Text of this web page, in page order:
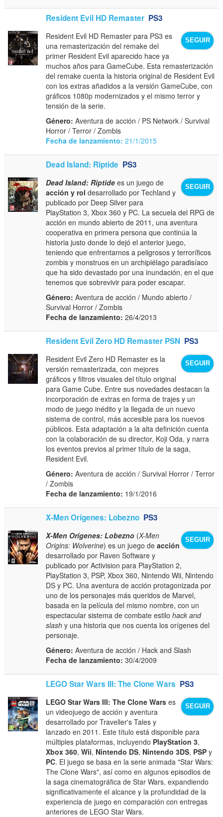
Resident Evil HD Remaster PS3
SEGUIR
Resident Evil HD Remaster para PS3 es
una remasterización del remake del
primer Resident Evil aparecido hace ya
muchos años para GameCube. Esta remasterización
del remake cuenta la historia original de Resident Evil
con los extras añadidos a la versión GameCube, con
gráficos 1080p modernizados y el mismo terror y
tensión de la serie.
Género: Aventura de acción / PS Network / Survival
Horror / Terror / Zombis
Fecha de lanzamiento: 21/1/2015
Dead Island: Riptide PS3
SEGUIR
Dead Island: Riptide es un juego de
acción y rol desarrollado por Techland y
publicado por Deep Silver para
PlayStation 3, Xbox 360 y PC. La secuela del RPG de
acción en mundo abierto de 2011, una aventura
cooperativa en primera persona que continúa la
historia justo donde lo dejó el anterior juego,
teniendo que enfrentarnos a peligrosos y terroríficos
zombis y monstruos en un archipiélago paradisíaco
que ha sido devastado por una inundación, en el que
tenemos que sobrevivir para poder escapar.
Género: Aventura de acción / Mundo abierto /
Survival Horror / Zombis
Fecha de lanzamiento: 26/4/2013
Resident Evil Zero HD Remaster PSN PS3
SEGUIR
Resident Evil Zero HD Remaster es la
versión remasterizada, con mejores
gráficos y filtros visuales del título original
para Game Cube. Entre sus novedades destacan la
incorporación de extras en forma de trajes y un
modo de juego inédito y la llegada de un nuevo
sistema de control, más accesible para los nuevos
públicos. Esta adaptación a la alta definición cuenta
con la colaboración de su director, Koji Oda, y narra
los eventos previos al primer título de la saga,
Resident Evil.
Género: Aventura de acción / Survival Horror / Terror
/ Zombis
Fecha de lanzamiento: 19/1/2016
X-Men Orígenes: Lobezno PS3
SEGUIR
X-Men Orígenes: Lobezno (X-Men
Origins: Wolverine) es un juego deacción
desarrollado por Raven Software y
publicado por Activision para PlayStation 2,
PlayStation 3, PSP, Xbox 360, Nintendo Wii, Nintendo
DS y PC. Una aventura de acción protagonizada por
uno de los personajes más queridos de Marvel,
basada en la película del mismo nombre, con un
espectacular sistema de combate estilohack and
slash y una historia que nos cuenta los orígenes del
personaje.
Género: Aventura de acción / Hack and Slash
Fecha de lanzamiento: 30/4/2009
LEGO Star Wars III: The Clone Wars PS3
SEGUIR
LEGO Star Wars III: The Clone Wars es
un videojuego de acción y aventura
desarrollado por Traveller's Tales y
lanzado en 2011. Este título está disponible para
múltiples plataformas, incluyendo PlayStation 3,
Xbox 360,Wii, Nintendo DS, Nintendo 3DS, PSP y
PC. El juego se basa en la serie animada "Star Wars:
The Clone Wars", así como en algunos episodios de
la saga cinematográfica de Star Wars, expandiendo
significativamente el alcance y la profundidad de la
experiencia de juego en comparación con entregas
anteriores de LEGO Star Wars.